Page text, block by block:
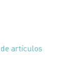
artículos